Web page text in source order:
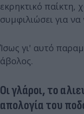
εκρηκτικό παίκτη,
συμφιλιώσει για
Ίσως γι' αυτό
άβολος.
Οι γλάροι, το
απολογία του